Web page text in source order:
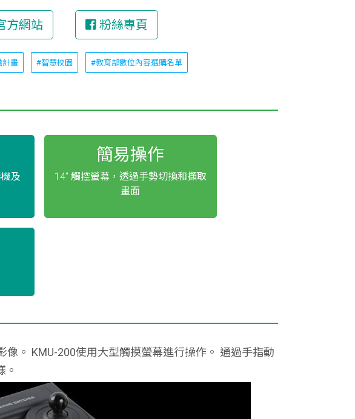
方網站 粉絲專頁
計畫 #智慧校園 #教育部數位內容選購名單
及
簡易操作
14" 觸控螢幕，透過手勢切換和擷取
畫面
。 KMU-200使用大型觸摸螢幕進行操作。 通過手指動
。